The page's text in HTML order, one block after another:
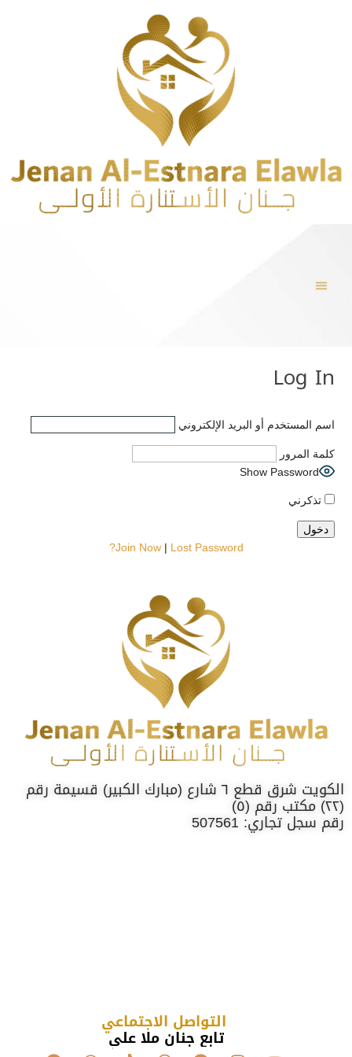
Log In
اسم المستخدم أو البريد الإلكتروني
كلمة المرور
Show Password
تذكرني
Join Now| Lost Password?
الكويت شرق قطع ٦ شارع (مبارك الكبير) قسيمة رقم
(٢٢) مكتب رقم (٥)
رقم سجل تجاري: 507561
التواصل الاجتماعي
تابع جنان ملا علي